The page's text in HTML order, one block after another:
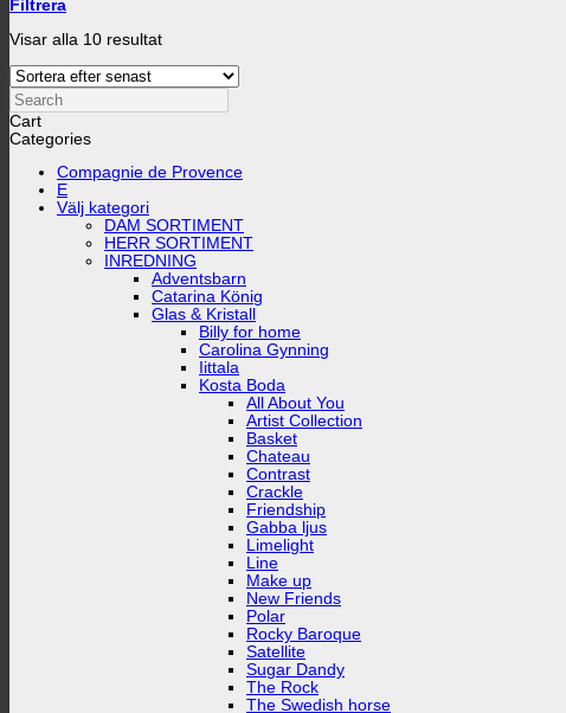
Filtrera
Visar alla 10 resultatSortera
Search
Cart
Categories
Compagnie de Provence
E
Välj kategori
DAM SORTIMENT
HERR SORTIMENT
INREDNING
Adventsbarn
Catarina König
Glas & Kristall
Billy for home
Carolina Gynning
Iittala
Kosta Boda
All About You
Artist Collection
Basket
Chateau
Contrast
Crackle
Friendship
Gabba ljus
Limelight
Line
Make up
New Friends
Polar
Rocky Baroque
Satellite
Sugar Dandy
The Rock
The Swedish horse